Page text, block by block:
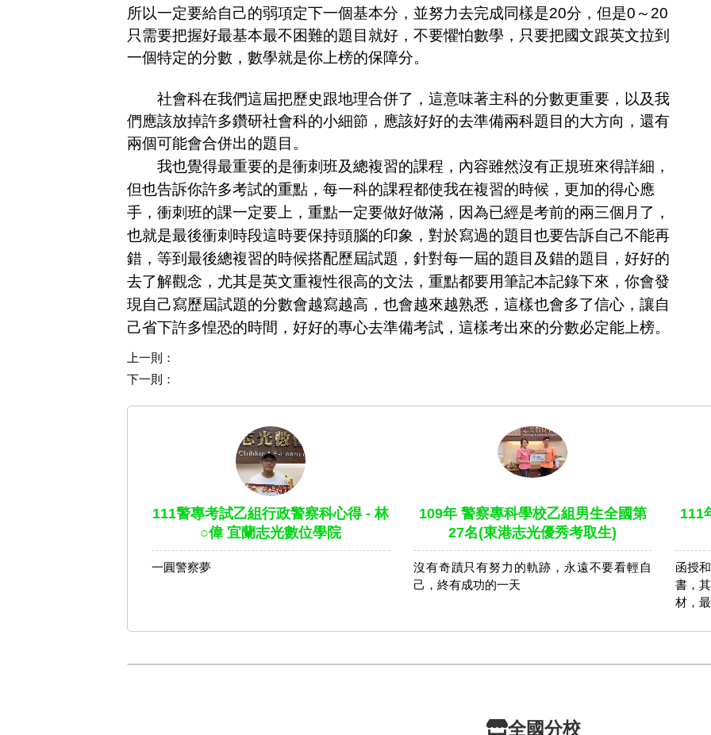
所以一定要給自己的弱項定下一個基本分，並努力去完成同樣是20分，但是0～20
只需要把握好最基本最不困難的題目就好，不要懼怕數學，只要把國文跟英文拉到
一個特定的分數，數學就是你上榜的保障分。
社會科在我們這屆把歷史跟地理合併了，這意味著主科的分數更重要，以及我
們應該放掉許多鑽研社會科的小細節，應該好好的去準備兩科題目的大方向，還有
兩個可能會合併出的題目。
我也覺得最重要的是衝刺班及總複習的課程，內容雖然沒有正規班來得詳細，
但也告訴你許多考試的重點，每一科的課程都使我在複習的時候，更加的得心應
手，衝刺班的課一定要上，重點一定要做好做滿，因為已經是考前的兩三個月了，
也就是最後衝刺時段這時要保持頭腦的印象，對於寫過的題目也要告訴自己不能再
錯，等到最後總複習的時候搭配歷屆試題，針對每一屆的題目及錯的題目，好好的
去了解觀念，尤其是英文重複性很高的文法，重點都要用筆記本記錄下來，你會發
現自己寫歷屆試題的分數會越寫越高，也會越來越熟悉，這樣也會多了信心，讓自
己省下許多惶恐的時間，好好的專心去準備考試，這樣考出來的分數必定能上榜。
上一則：
下一則：
111警專考試乙組行政警察科心得 - 林
○偉 宜蘭志光數位學院
一圓警察夢
109年 警察專科學校乙組男生全國第
27名(東港志光優秀考取生)
沒有奇蹟只有努力的軌跡，永遠不要看輕自
己，終有成功的一天
111
函授
書，
材，
全國分校